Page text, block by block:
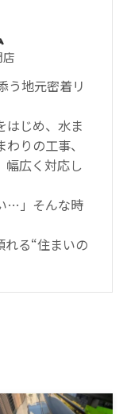
う地元密着リ
はじめ、水ま
りの工事、
幅広く対応し
…」そんな時
る“住まいの